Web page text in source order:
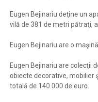
Eugen Bejinariu deţine un
vilă de 381 de metri pătraţi,
Eugen Bejinariu are o
Eugen Bejinariu are colecţii
obiecte decorative, mobilier
totală de 140.000 de euro.